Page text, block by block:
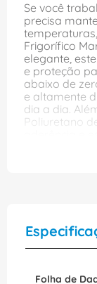
Se você
precisa
Frigorífico
elegante,
e proteção
abaixo de
e altamente
dia a dia.
Poliuretano
Plástica e a
uma
indústria de
atividade que
o código de
Folha de